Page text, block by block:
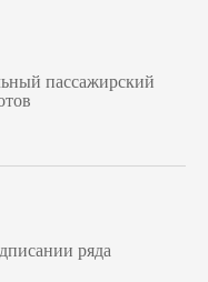
пассажирский
ряда